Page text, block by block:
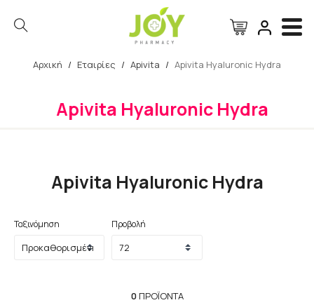
Αρχική / Εταιρίες / Apivita / Apivita Hyaluronic Hydra
Apivita Hyaluronic Hydra
Apivita Hyaluronic Hydra
Ταξινόμηση Προβολή
0ΠΡΟΪΌΝΤΑ